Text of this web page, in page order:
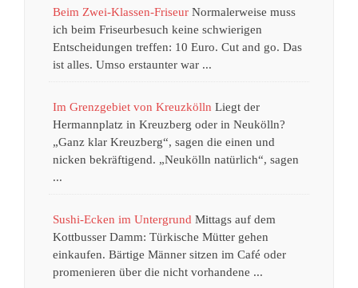
Beim Zwei-Klassen-Friseur Normalerweise muss
ich beim Friseurbesuch keine schwierigen
Entscheidungen treffen: 10 Euro. Cut and go. Das
ist alles. Umso erstaunter war ...
Im Grenzgebiet von Kreuzkölln Liegt der
Hermannplatz in Kreuzberg oder in Neukölln?
„Ganz klar Kreuzberg“, sagen die einen und
nicken bekräftigend. „Neukölln natürlich“, sagen
...
Sushi-Ecken im Untergrund Mittags auf dem
Kottbusser Damm: Türkische Mütter gehen
einkaufen. Bärtige Männer sitzen im Café oder
promenieren über die nicht vorhandene ...